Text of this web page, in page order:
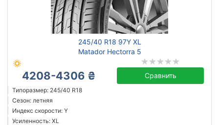
245/40 R18 97Y XL
Matador Hectorra 5
4208-4306 ₴ Сравнить
Типоразмер: 245/40 R18
Сезон: летняя
Индекс скорости: Y
Усиленность: XL